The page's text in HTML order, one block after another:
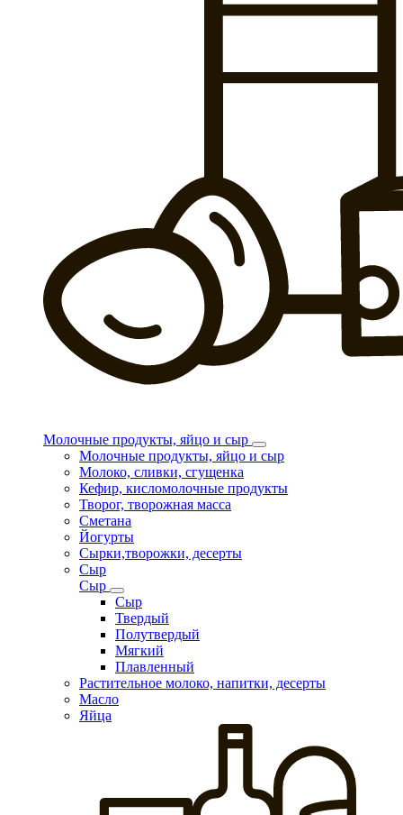
Молочные продукты, яйцо и сыр
Молочные продукты, яйцо и сыр
Молоко, сливки, сгущенка
Кефир, кисломолочные продукты
Творог, творожная масса
Сметана
Йогурты
Сырки,творожки, десерты
Сыр
Сыр
Сыр
Твердый
Полутвердый
Мягкий
Плавленный
Растительное молоко, напитки, десерты
Масло
Яйца